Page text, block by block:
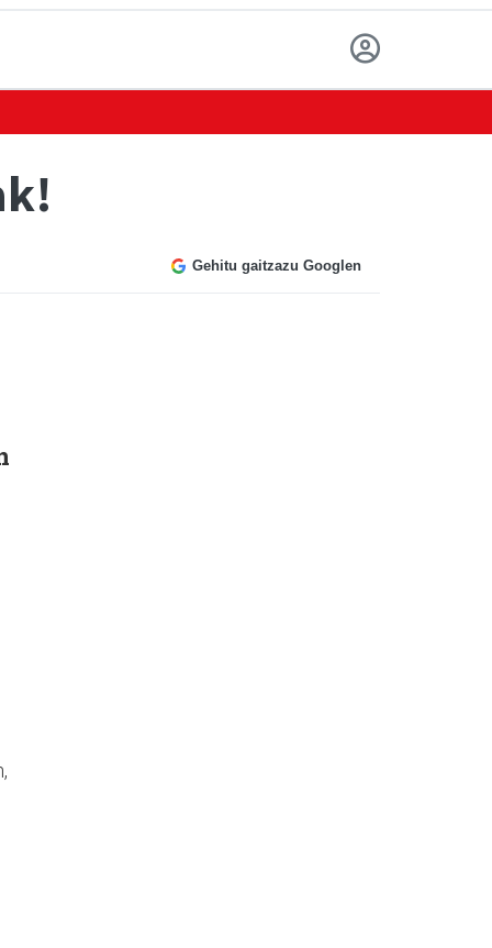
Gehitu gaitzazu Googlen